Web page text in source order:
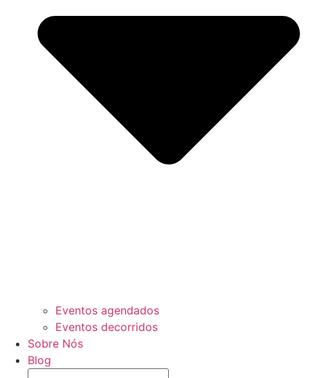
Eventos agendados
Eventos decorridos
Sobre Nós
Blog